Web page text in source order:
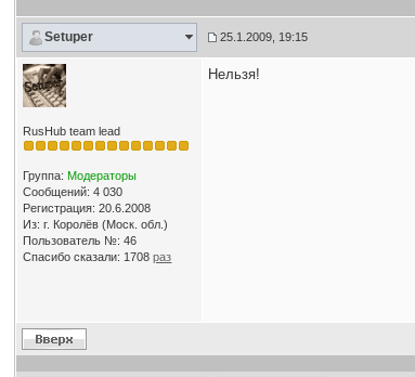
Setuper 25.1.2009, 19:15
RusHub team lead
Группа: Модераторы
Сообщений: 4 030
Регистрация: 20.6.2008
Из: г. Королёв (Моск. обл.)
Пользователь №: 46
Спасибо сказали: 1708 раз
Нельзя!